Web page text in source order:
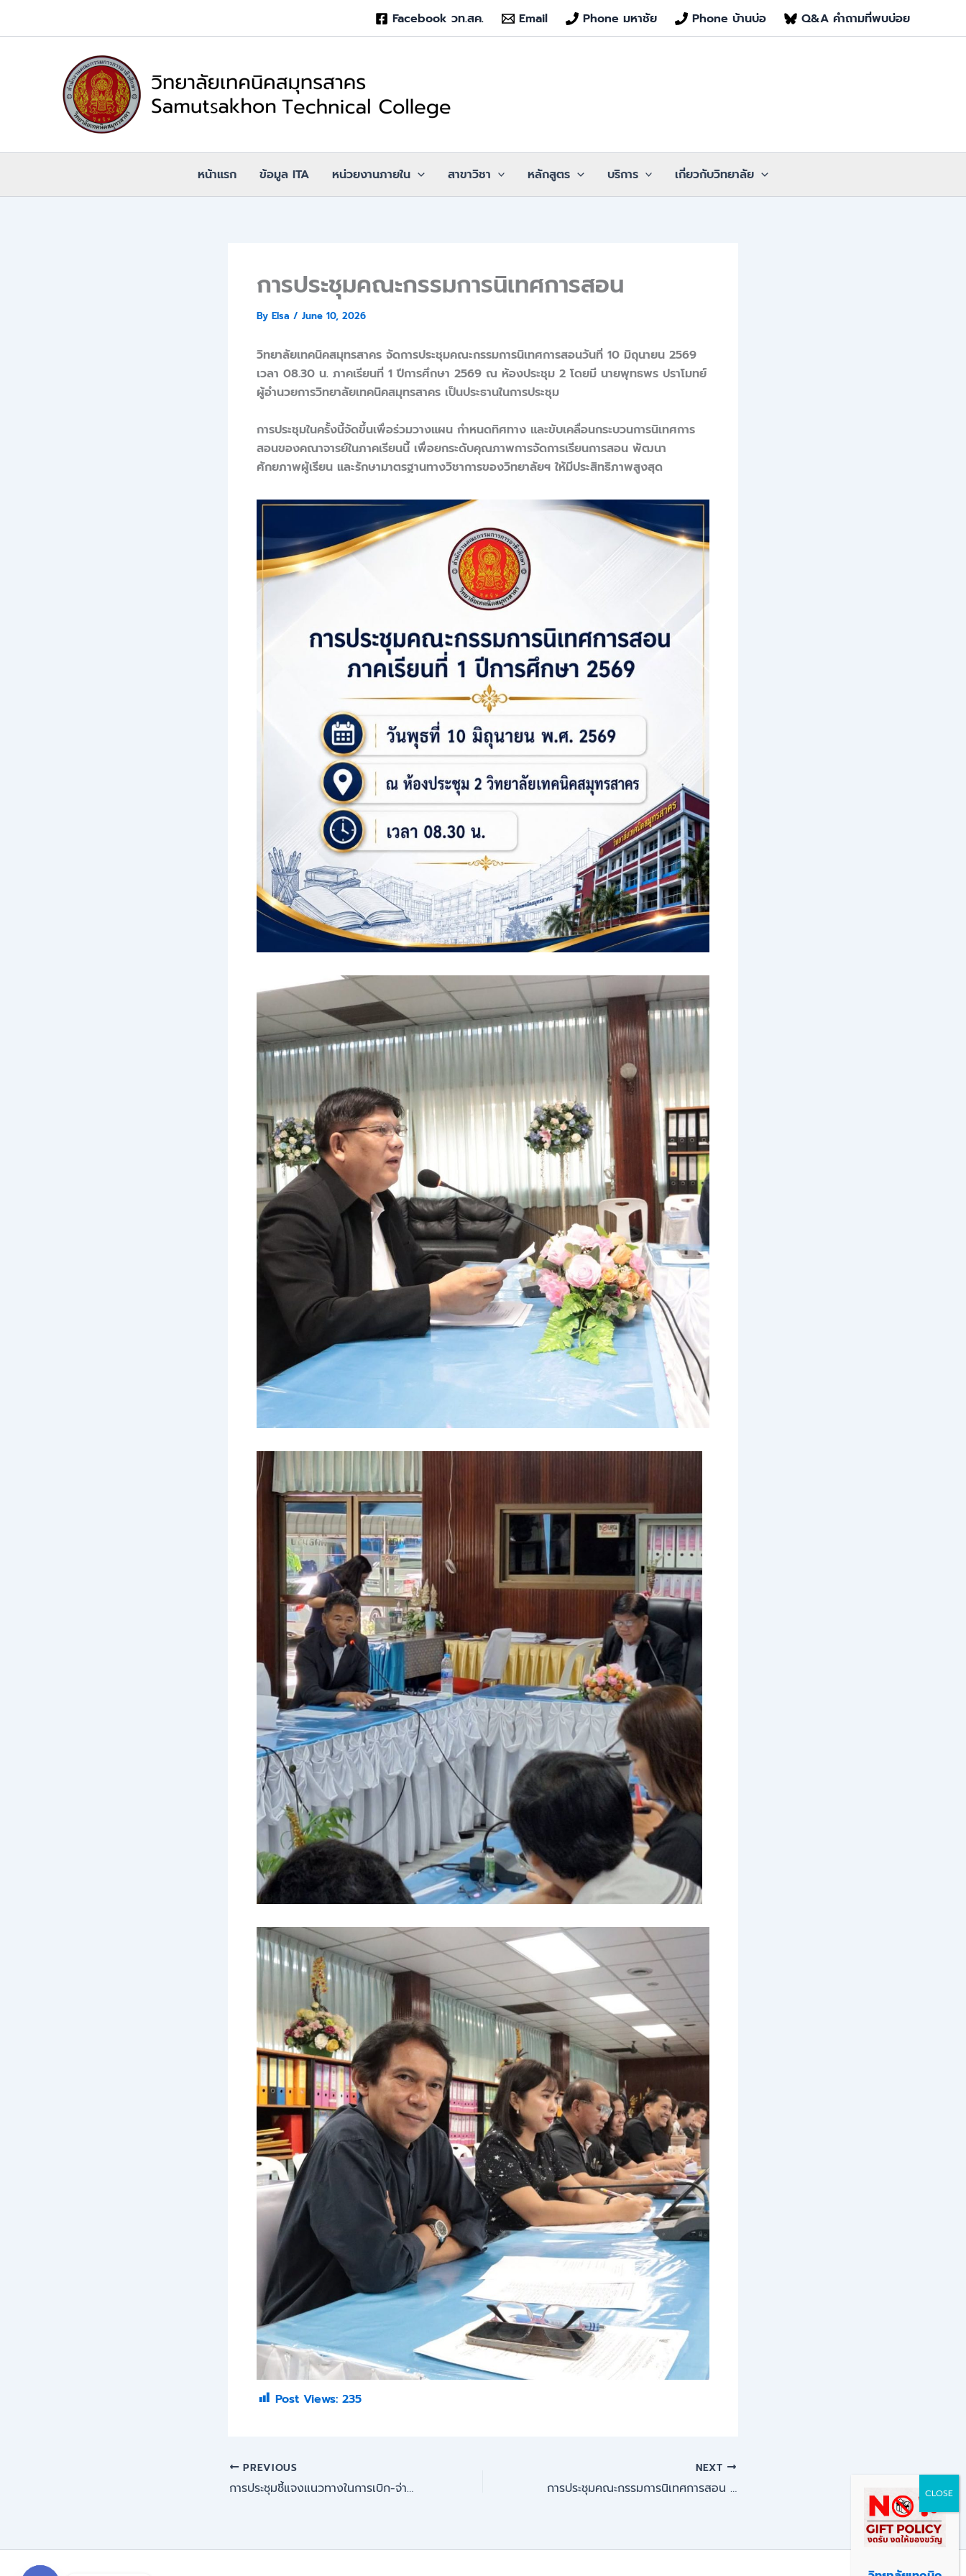
Facebook วท.สค. Email Phone มหาชัย Phone บ้านบ่อ Q&A คำถามที่พบบ่อย
หน้าแรก ข้อมูล ITA หน่วยงานภายใน สาขาวิชา หลักสูตร บริการ เกี่ยวกับวิทยาลัย
การประชุมคณะกรรมการนิเทศการสอน
By Elsa / June 10, 2026
วิทยาลัยเทคนิคสมุทรสาคร จัดการประชุมคณะกรรมการนิเทศการสอนวันที่ 10 มิถุนายน 2569
เวลา 08.30 น. ภาคเรียนที่ 1 ปีการศึกษา 2569 ณ ห้องประชุม 2 โดยมี นายพุทธพร ปราโมทย์
ผู้อำนวยการวิทยาลัยเทคนิคสมุทรสาคร เป็นประธานในการประชุม
​การประชุมในครั้งนี้จัดขึ้นเพื่อร่วมวางแผน กำหนดทิศทาง และขับเคลื่อนกระบวนการนิเทศการ
สอนของคณาจารย์ในภาคเรียนนี้ เพื่อยกระดับคุณภาพการจัดการเรียนการสอน พัฒนา
ศักยภาพผู้เรียน และรักษามาตรฐานทางวิชาการของวิทยาลัยฯ ให้มีประสิทธิภาพสูงสุด
Post Views: 235
PREVIOUS
การประชุมชี้แจงแนวทางในการเบิก-จ่ายค่าสอนเกินภาระงานสอนครู ภาคเรียนที่ 1/2569
NEXT
การประชุมคณะกรรมการนิเทศการสอน ภาคเรียนที่ 1 ปีการศึกษา 2569